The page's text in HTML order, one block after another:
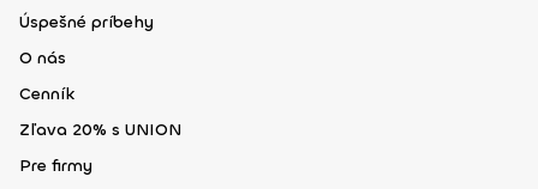
Úspešné príbehy
O nás
Cenník
Zľava 20% s UNION
Pre firmy